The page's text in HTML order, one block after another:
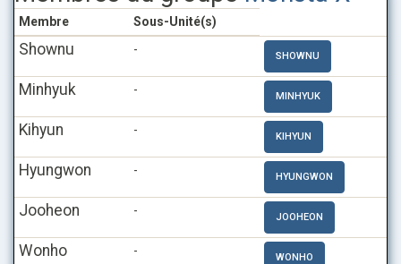
Membre Sous-Unité(s)
Shownu - SHOWNU
Minhyuk - MINHYUK
Kihyun - KIHYUN
Hyungwon - HYUNGWON
Jooheon - JOOHEON
Wonho - WONHO